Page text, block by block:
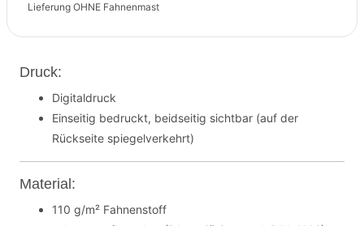
Lieferung OHNE Fahnenmast
Druck:
Digitaldruck
Einseitig bedruckt, beidseitig sichtbar (auf der
Rückseite spiegelverkehrt)
Material:
110 g/m² Fahnenstoff